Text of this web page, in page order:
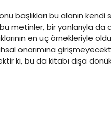
başlıkları bu alanın
metinler, bir yanlarıyla da
en uç örnekleriyle
onarımına
ki, bu da kitabı dışa